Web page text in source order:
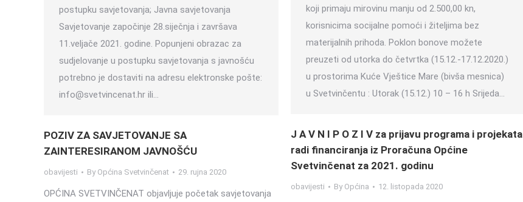
postupku savjetovanja; Javna savjetovanja
Savjetovanje započinje 28.siječnja i završava
11.veljače 2021. godine. Popunjeni obrazac za
sudjelovanje u postupku savjetovanja s javnošću
potrebno je dostaviti na adresu elektronske pošte:
info@svetvincenat.hr ili…
koji primaju mirovinu manju od 2.500,00 kn,
korisnicima socijalne pomoći i žiteljima bez
materijalnih prihoda. Poklon bonove možete
preuzeti od utorka do četvrtka (15.12.-17.12.2020.)
u prostorima Kuće Vještice Mare (bivša mesnica)
u Svetvinčentu : Utorak (15.12.) 10 – 16 h Srijeda…
J A V N I P O Z I V za prijavu programa i projekata
radi financiranja iz Proračuna Općine
Svetvinčenat za 2021. godinu
obavijesti By Općina 12. listopada 2020
POZIV ZA SAVJETOVANJE SA
ZAINTERESIRANOM JAVNOŠĆU
obavijesti By Općina Svetvinčenat 29. rujna 2020
OPĆINA SVETVINČENAT objavljuje početak savjetovanja